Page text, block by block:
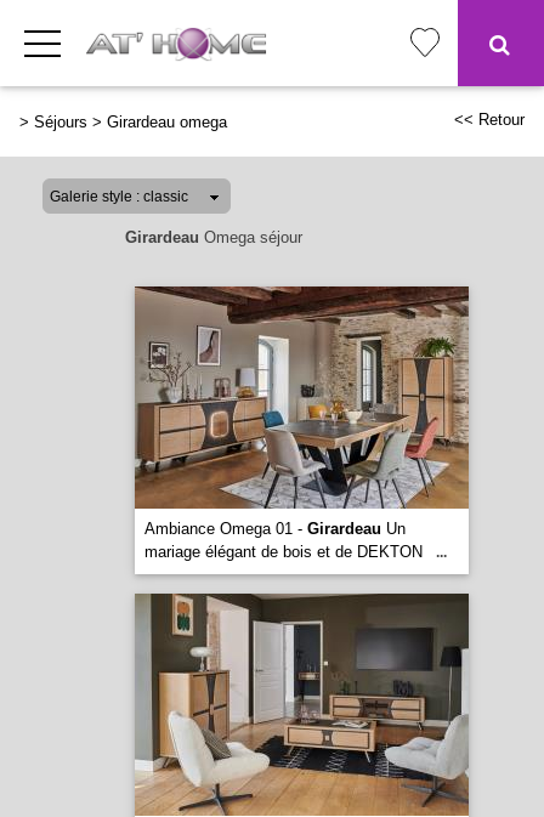
> Séjours > Girardeau omega << Retour
Girardeau Omega séjour
Ambiance Omega 01 - Girardeau Un
mariage élégant de bois et de DEKTON
...